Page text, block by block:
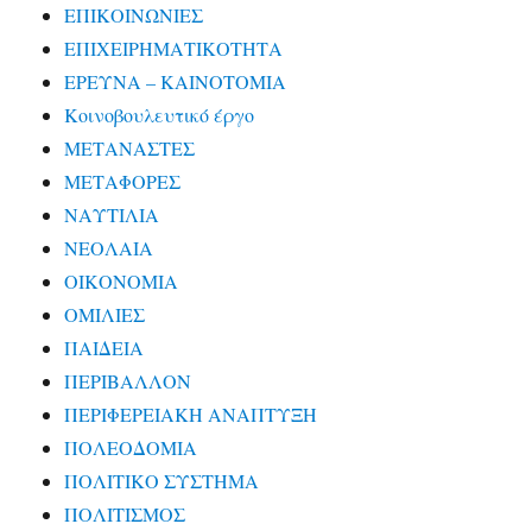
ΕΠΙΚΟΙΝΩΝΙΕΣ
ΕΠΙΧΕΙΡΗΜΑΤΙΚΟΤΗΤΑ
ΕΡΕΥΝΑ – ΚΑΙΝΟΤΟΜΙΑ
Κοινοβουλευτικό έργο
ΜΕΤΑΝΑΣΤΕΣ
ΜΕΤΑΦΟΡΕΣ
ΝΑΥΤΙΛΙΑ
ΝΕΟΛΑΙΑ
ΟΙΚΟΝΟΜΙΑ
ΟΜΙΛΙΕΣ
ΠΑΙΔΕΙΑ
ΠΕΡΙΒΑΛΛΟΝ
ΠΕΡΙΦΕΡΕΙΑΚΗ ΑΝΑΠΤΥΞΗ
ΠΟΛΕΟΔΟΜΙΑ
ΠΟΛΙΤΙΚΟ ΣΥΣΤΗΜΑ
ΠΟΛΙΤΙΣΜΟΣ